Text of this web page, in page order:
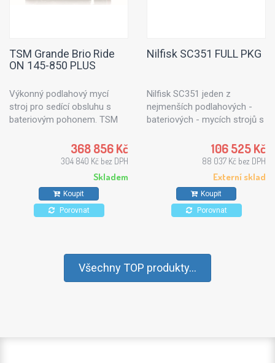
vhodné pro rutinní čištění a
běžně náročné práce.
TSM Grande Brio Ride
ON 145-850 PLUS
Výkonný podlahový mycí
stroj pro sedící obsluhu s
bateriovým pohonem. TSM
PLUS nabízí mimořádný
výkon, velkou kapacitu nádrží
a v kombinaci s nejnovějšími
technologiemi čištění je
vhodný pro čištění větších
komerčních a průmyslových
368 856 Kč
304 840 Kč bez DPH
Skladem
Koupit
Porovnat
Nilfisk SC351 FULL PKG
Nilfisk SC351 jeden z
nejmenších podlahových -
bateriových - mycích strojů s
nabízí mytí a sušení při
pohybu směrem vpřed i vzad
a úctyhodný přítlak kartáče
27 kg. Tato vlastnost je
užitečná v přeplněných
prostorech mezi regály,
106 525 Kč
88 037 Kč bez DPH
Externí sklad
Koupit
Porovnat
Všechny TOP produkty...